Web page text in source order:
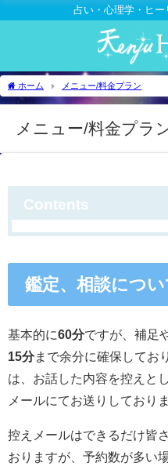
占い・心理学・ヒ
ホーム メニュー/料金プラン
メニュー/料金プラ
Contents
鑑定、相談につい
基本的に60分ですが、補足
15分まで余分に確保してお
は、お話した内容を控えと
メールにてお送りしておりま
控えメールはできるだけ皆
おりますが、予約数が多い